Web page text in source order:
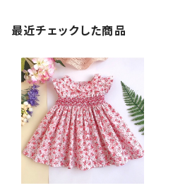
最近チェックした商品